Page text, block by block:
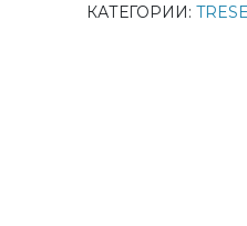
КАТЕГОРИИ: